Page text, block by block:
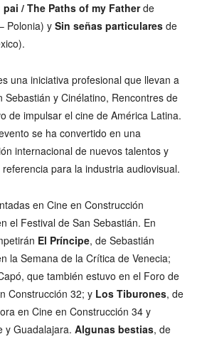
/ The Paths of my Fatherde
Polonia) y Sin señas particulares de
una iniciativa profesional que llevan a
Sebastián y Cinélatino, Rencontres de
de impulsar el cine de América Latina.
se ha convertido en una
internacional de nuevos talentos y
para la industria audiovisual.
en Cine en Construcción
el Festival de San Sebastián. En
El Príncipe, de Sebastián
la Semana de la Crítica de Venecia;
que también estuvo en el Foro de
Construcción 32; y Los Tiburones, de
en Cine en Construcción 34 y
y Guadalajara. Algunas bestias, de